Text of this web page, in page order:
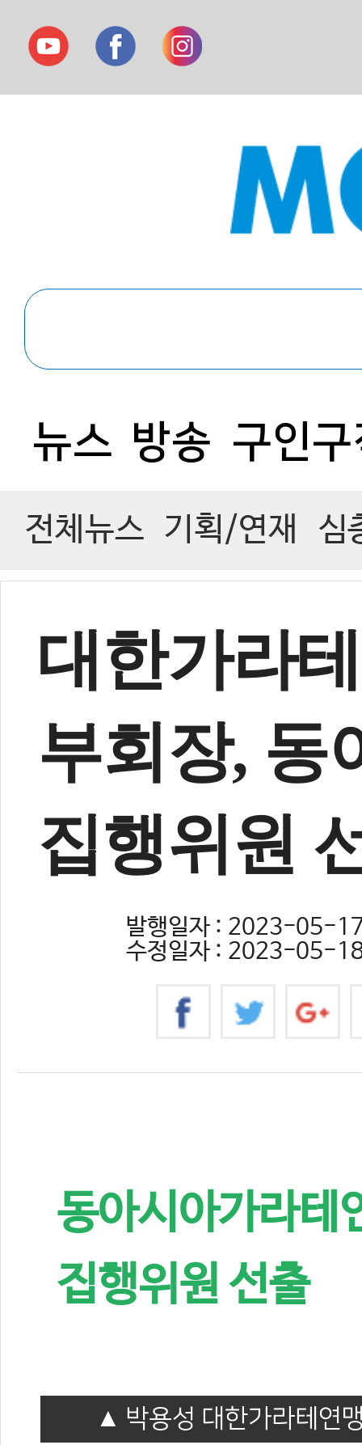
뉴스 방송 구인
전체뉴스 기획/연재 심
대한가라
부회장, 동
집행위원
발행일자 : 2023-05-
수정일자 : 2023-05-
동아시아가라
집행위원 선출
박용성 대한가라테연